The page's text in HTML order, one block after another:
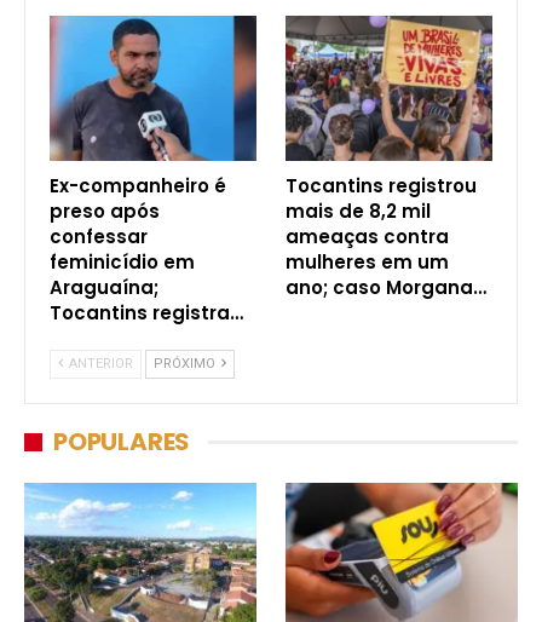
Ex-companheiro é
preso após
confessar
feminicídio em
Araguaína;
Tocantins registra…
Tocantins registrou
mais de 8,2 mil
ameaças contra
mulheres em um
ano; caso Morgana…
ANTERIOR PRÓXIMO
POPULARES